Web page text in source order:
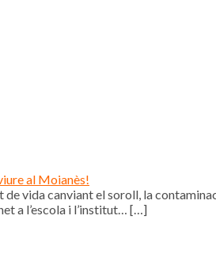
al Moianès!
vida canviant el soroll, la
a l’escola i l’institut…
[…]